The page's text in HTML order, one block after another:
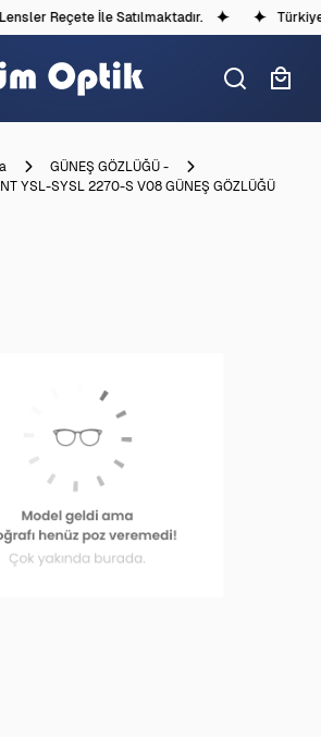
Reçete İle Satılmaktadır.
GÜNEŞ GÖZLÜĞÜ -
YSL-SYSL 2270-S V08 GÜNEŞ GÖZLÜĞÜ